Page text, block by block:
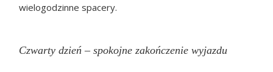
wielogodzinne spacery.
Czwarty dzień – spokojne zakończenie wyjazdu